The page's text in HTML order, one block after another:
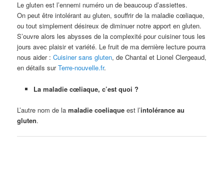
Le gluten est l’ennemi numéro un de beaucoup d’assiettes.
On peut être intolérant au gluten, souffrir de la maladie cœliaque,
ou tout simplement désireux de diminuer notre apport en gluten.
S’ouvre alors les abysses de la complexité pour cuisiner tous les
jours avec plaisir et variété. Le fruit de ma dernière lecture pourra
nous aider :Cuisiner sans gluten, de Chantal et Lionel Clergeaud,
en détails surTerre-nouvelle.fr.
La maladie cœliaque, c’est quoi ?
L’autre nom de lamaladie coeliaqueest l’intolérance au
gluten.